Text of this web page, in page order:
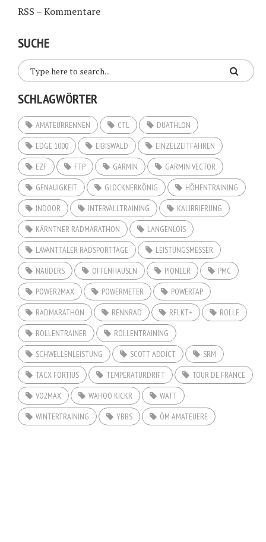
RSS – Kommentare
SUCHE
SCHLAGWÖRTER
AMATEURRENNEN CTL
DUATHLON
EDGE 1000
EIBISWALD
EINZELZEITFAHREN
EZF
FTP GARMIN
GARMIN VECTOR
GENAUIGKEIT
GLOCKNERKÖNIG
HÖHENTRAINING
INDOOR
INTERVALLTRAINING
KALIBRIERUNG
KÄRNTNER RADMARATHON
LANGENLOIS
LAVANTTALER RADSPORTTAGE
LEISTUNGSMESSER
NAUDERS
OFFENHAUSEN PIONEER
PMC
POWER2MAX
POWERMETER
POWERTAP
RADMARATHON
RENNRAD RFLKT+
ROLLE
ROLLENTRAINER
ROLLENTRAINING
SCHWELLENLEISTUNG
SCOTT ADDICT
SRM
TACX FORTIUS
TEMPERATURDRIFT
TOUR DE FRANCE
VO2MAX
WAHOO KICKR
WATT
WINTERTRAINING
YBBS ÖM AMATEUERE